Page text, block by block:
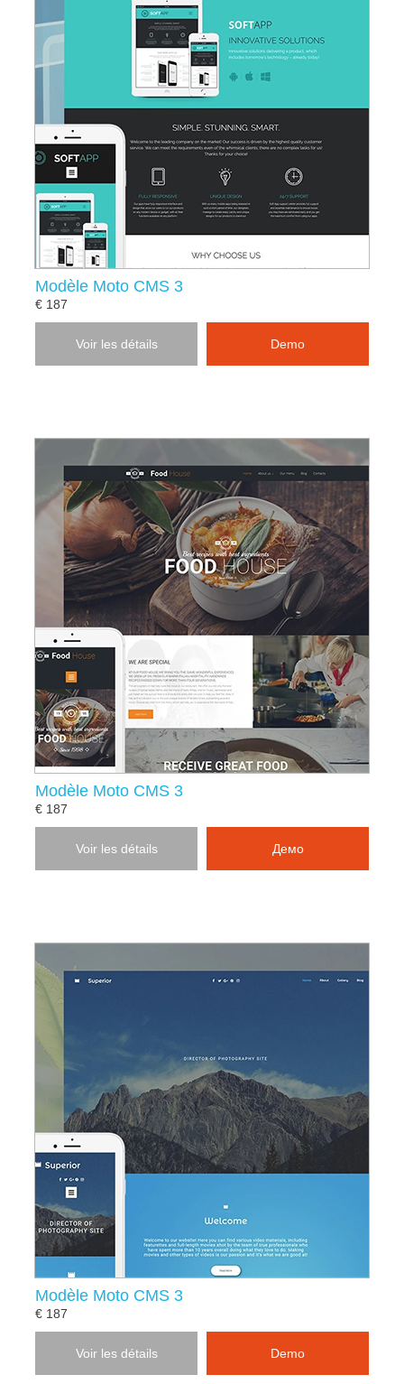
Modèle Moto CMS 3
€ 187
Voir les détails Demo
Modèle Moto CMS 3
€ 187
Voir les détails Демо
Modèle Moto CMS 3
€ 187
Voir les détails Demo